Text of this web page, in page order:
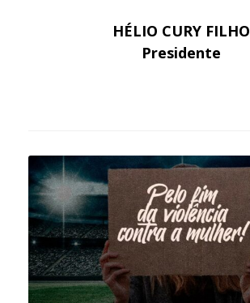
HÉLIO CURY FILHO
Presidente